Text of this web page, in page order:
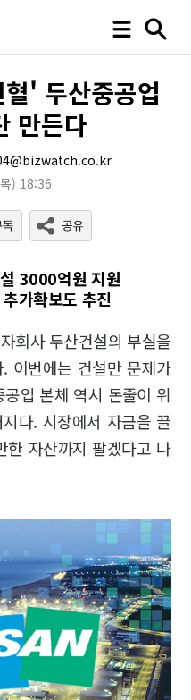
' 두산중공업
만든다
) 18:36
3000억원 지원
가확보도 추진
회사 두산건설의 부실을
이번에는 건설만 문제가
업 본체 역시 돈줄이 위
다. 시장에서 자금을 끌
한 자산까지 팔겠다고 나